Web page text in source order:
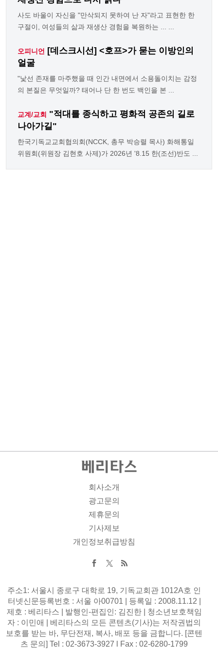
사도 바울이 자신을 "만삭되지 못하여 난 자"라고 표현한 한
구절이, 여성들의 삶과 재생산 경험을 복원하는 ... ...
오피니언 [데스크시선] <호프>가 묻는 이방인의
얼굴
"낯선 존재를 마주했을 때 인간 내면에서 소용돌이치는 감정
의 본질은 무엇일까? 태어나 단 한 번도 백인을 본 ...
교계/교회 "적대를 종식하고 평화적 공존의 길로
나아가길"
한국기독교교회협의회(NCCK, 총무 박승렬 목사) 화해통일
위원회(위원장 김현호 사제)가 2026년 '8.15 한(조선)반도 ...
회사소개
광고문의
제휴문의
기사제보
개인정보취급방침
주소1: 서울시 종로구 대학로 19, 기독교회관 1012A호 인
터넷신문등록번호 : 서울 아00701 | 등록일 : 2008.11.12 |
제호 : 베리타스 | 발행인-편집인: 김진한 | 청소년보호책임
자 : 이민애 | 베리타스의 모든 콘텐츠(기사)는 저작권법의
보호를 받는 바, 무단전재, 복사, 배포 등을 금합니다. [콘텐
츠 문의] Tel : 02-3673-3927 l Fax : 02-6280-1799